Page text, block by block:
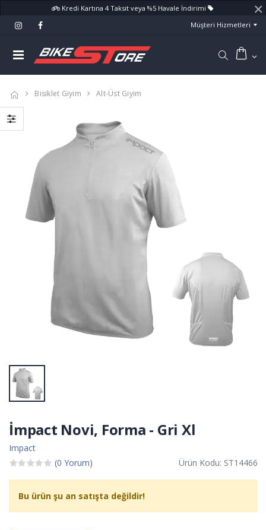
Kredi Kartına 4 Taksit veya %5 Havale İndirimi ×
Müşteri Hizmetleri
Bisiklet Giyim Alt-Üst Giyim
İmpact Novi, Forma - Gri Xl
Impact
(0 Yorum)
Ürün Kodu: ST14466
Bu ürün şu an satışta değildir!